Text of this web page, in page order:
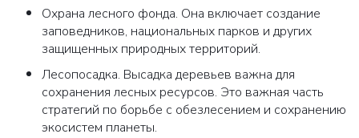
Охрана лесного фонда. Она включает создание
заповедников, национальных парков и других
защищенных природных территорий.
Лесопосадка. Высадка деревьев важна для
сохранения лесных ресурсов. Это важная часть
стратегий по борьбе с обезлесением и сохранению
экосистем планеты.